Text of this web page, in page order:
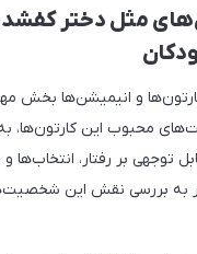
مثل دختر
و انیمیشن‌ها بخش
محبوب این کارتون‌ها،
توجهی بر رفتار،
به بررسی نقش این